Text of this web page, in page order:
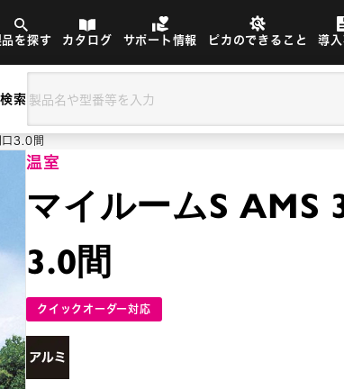
品を探す カタログ サポート情報 ピカのできること 導入
索
3.0間
マイルームS AMS
3.0間
温室
クイックオーダー対応